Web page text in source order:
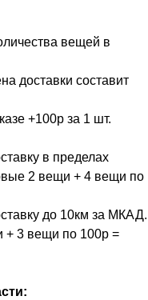
вещей в
доставки составит
+100р за 1 шт.
в пределах
2 вещи + 4 вещи по
до 10км за МКАД.
+ 3 вещи по 100р =